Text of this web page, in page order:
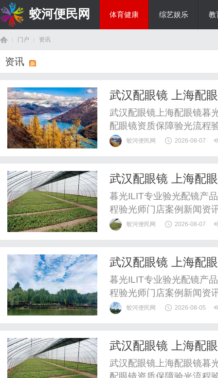
蛟河便民网 体育健康 综艺娱乐 教
门户 资讯
资讯
武汉配眼镜 上海配
武汉配眼镜上海配眼镜暮
配眼镜资质保障验光流程
惠，兼顾高专业度与高性
蛟河便民网 2026-08-07
武汉配眼镜 上海配
暮光ILIT专业验光配镜产
程验光师门店案例新闻资
惠，兼顾高专业度与高性
蛟河便民网 2026-08-07
武汉配眼镜 上海配
暮光ILIT专业验光配镜产
程验光师门店案例新闻资
惠，兼顾高专业度与高性
蛟河便民网 2026-08-05
武汉配眼镜 上海配
武汉配眼镜上海配眼镜暮